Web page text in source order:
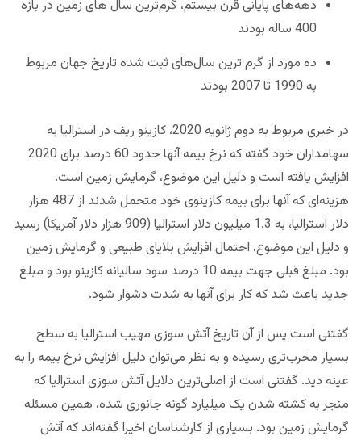
دهه‌های پایانی قرن بیستم، گرم‌ترین سال های زمین در بازه
400 ساله بودند
ده مورد از گرم ترین سال‌های ثبت شده تاریخ جهان مربوط
به 1990 تا 2007 بودند
در خبری مربوط به دوم ژانویه 2020، کازینو ریف در استرالیا به
سهامداران خود گفته که نرخ بیمه آنها حدود 60 درصد برای 2020
افزایش یافته است و دلیل این موضوع، گرمایش زمین است.
هزینه‌ای که آنها برای بیمه کازینوی خود متحمل شدند از 487 هزار
دلار استرالیا، به 1.3 میلیون دلار استرالیا (909 هزار دلار آمریکا) رسید
و دلیل این موضوع، احتمال افزایش بلایای طبیعی و گرمایش زمین
بود. مبلغ قبلی جهت بیمه 10 درصد سود سالیانه کازینو بود و مبلغ
جدید باعث شد که کار برای آنها به شدت دشوار شود.
گفتنی است پس از آن تاریخ آتش سوزی مهیب استرالیا به سطح
بسیار مخرب‌تری رسیده و به نظر می‌توان دلیل افزایش نرخ بیمه را به
عینه دید. گفتنی است از اصلی‌ترین دلایل آتش سوزی استرالیا که
منجر به کشته شدن یک میلیارد گونه جانوری شده، همین مسئله
گرمایش زمین بود. بسیاری از کارشناسان اخیرا گفته‌اند که آتش